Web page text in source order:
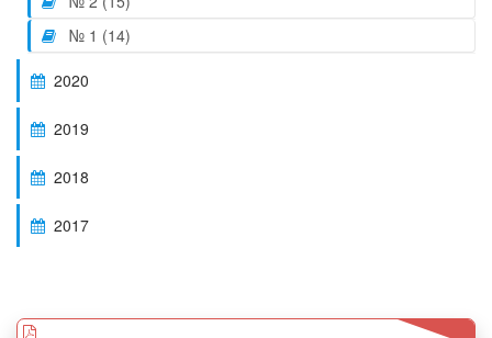
№ 1 (14)
2020
2019
2018
2017